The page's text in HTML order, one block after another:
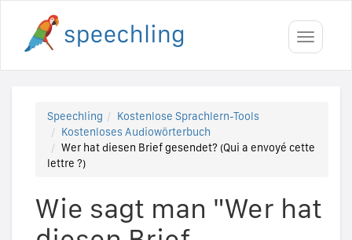
Toggle
Speechling
Kostenlose Sprachlern-Tools
Kostenloses Audiowörterbuch
Wer hat diesen Brief gesendet? (Qui a envoyé cette
lettre ?)
Wie sagt man "Wer hat